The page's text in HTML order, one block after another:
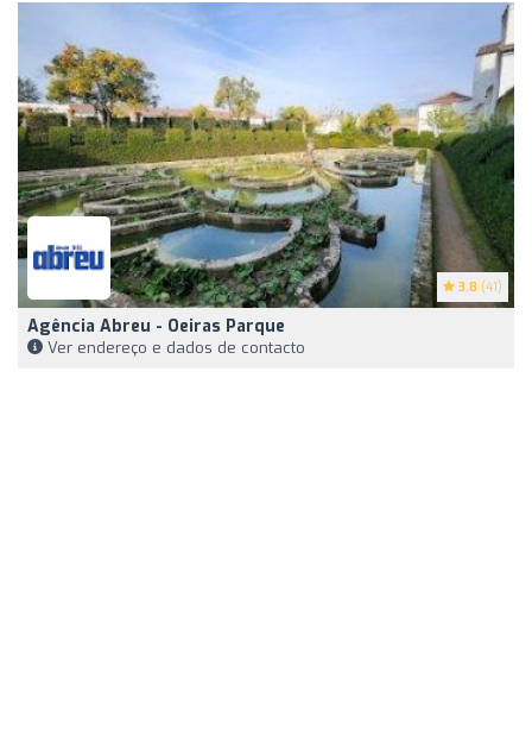
3.8 (41)
Agência Abreu - Oeiras Parque
Ver endereço e dados de contacto